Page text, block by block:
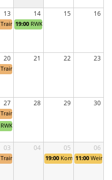
13 14 15 16
20 21 22 23
27 28 29 30
03 04 05 06
Training19:00 RWK 12 - Michelsrombacher
Training
Training
RWK 13 - SV WT Hünfeld 1 :
Training 19:00 Kommerz 75 Jahre
11:00